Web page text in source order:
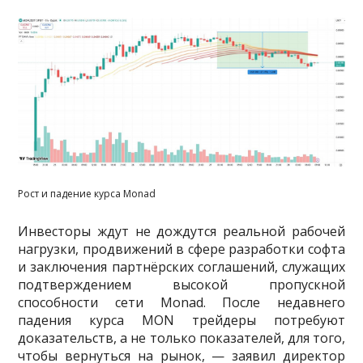
Рост и падение курса Monad
Инвесторы ждут не дождутся реальной рабочей
нагрузки, продвижений в сфере разработки софта
и заключения партнёрских соглашений, служащих
подтверждением высокой пропускной
способности сети Monad. После недавнего
падения курса MON трейдеры потребуют
доказательств, а не только показателей, для того,
чтобы вернуться на рынок, — заявил директор